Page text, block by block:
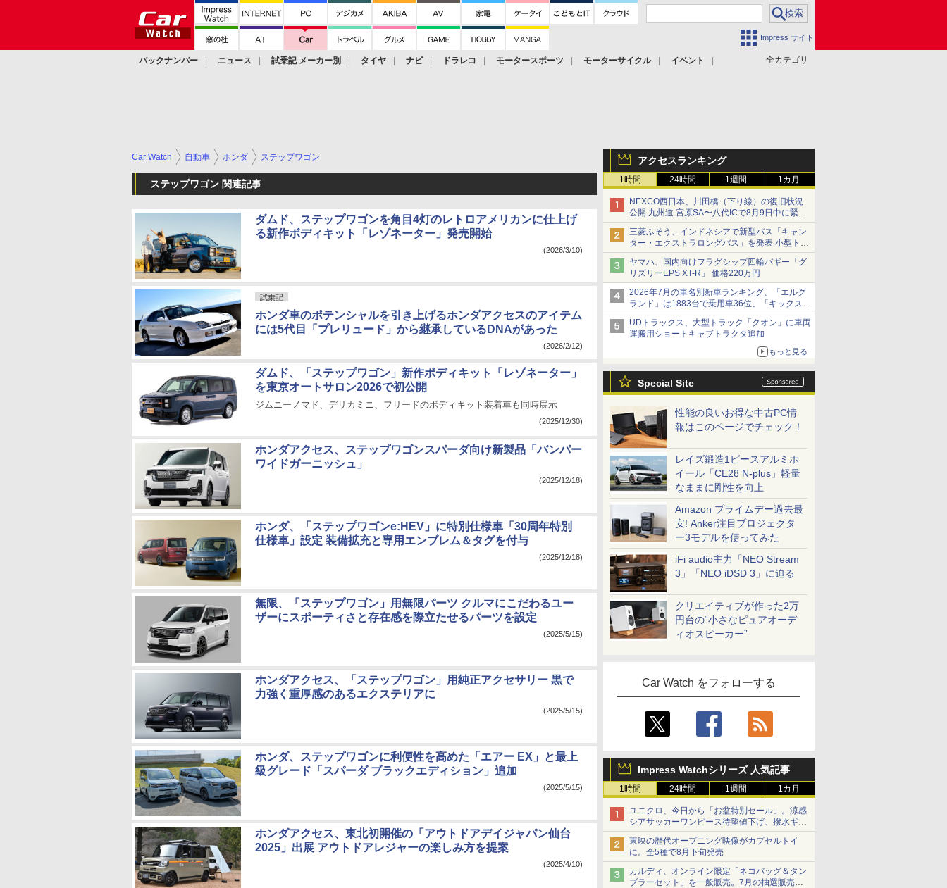
Impress サイト
全カテゴリ
バックナンバー ニュース 試乗記 メーカー別 タイヤ ナビ ドラレコ モータースポーツ モーターサイクル
イベント
アクセスランキング
1時間 24時間 1週間 1カ月
NEXCO西日本、川田橋（下り線）の復旧状況
公開 九州道 宮原SA〜八代ICで8月9日中に緊急
車両を通行可能に
三菱ふそう、インドネシアで新型バス「キャン
ター・エクストラロングバス」を発表 小型トラ
ックベースの観光・旅客輸送向けバス
ヤマハ、国内向けフラグシップ四輪バギー「グ
リズリーEPS XT-R」 価格220万円
2026年7月の車名別新車ランキング、「エルグ
ランド」は1883台で乗用車36位、「キックス」
は2591台で27位に
UDトラックス、大型トラック「クオン」に車両
運搬用ショートキャブトラクタ追加
もっと見る
Special Site
性能の良いお得な中古PC情
報はこのページでチェック！
レイズ鍛造1ピースアルミホ
イール「CE28 N-plus」軽量
なままに剛性を向上
Amazon プライムデー過去最
安! Anker注目プロジェクタ
ー3モデルを使ってみた
iFi audio主力「NEO Stream
3」「NEO iDSD 3」に迫る
クリエイティブが作った2万
円台の“小さなピュアオーデ
ィオスピーカー”
Car Watch をフォローする
Impress Watchシリーズ 人気記事
1時間 24時間 1週間 1カ月
ユニクロ、今日から「お盆特別セール」。涼感
シアサッカーワンピース待望値下げ、撥水ギア
ショーツは1990円に
東映の歴代オープニング映像がカプセルトイ
に。全5種で8月下旬発売
カルディ、オンライン限定「ネコバッグ＆タン
ブラーセット」を一般販売。7月の抽選販売の
Car Watch 自動車 ホンダ ステップワゴン
ステップワゴン 関連記事
ダムド、ステップワゴンを角目4灯のレトロアメリカンに仕上げ
る新作ボディキット「レゾネーター」発売開始
(2026/3/10)
試乗記
ホンダ車のポテンシャルを引き上げるホンダアクセスのアイテム
には5代目「プレリュード」から継承しているDNAがあった
(2026/2/12)
ダムド、「ステップワゴン」新作ボディキット「レゾネーター」
を東京オートサロン2026で初公開
ジムニーノマド、デリカミニ、フリードのボディキット装着車も同時展示
(2025/12/30)
ホンダアクセス、ステップワゴンスパーダ向け新製品「バンパー
ワイドガーニッシュ」
(2025/12/18)
ホンダ、「ステップワゴンe:HEV」に特別仕様車「30周年特別
仕様車」設定 装備拡充と専用エンブレム＆タグを付与
(2025/12/18)
無限、「ステップワゴン」用無限パーツ クルマにこだわるユー
ザーにスポーティさと存在感を際立たせるパーツを設定
(2025/5/15)
ホンダアクセス、「ステップワゴン」用純正アクセサリー 黒で
力強く重厚感のあるエクステリアに
(2025/5/15)
ホンダ、ステップワゴンに利便性を高めた「エアー EX」と最上
級グレード「スパーダ ブラックエディション」追加
(2025/5/15)
ホンダアクセス、東北初開催の「アウトドアデイジャパン仙台
2025」出展 アウトドアレジャーの楽しみ方を提案
(2025/4/10)